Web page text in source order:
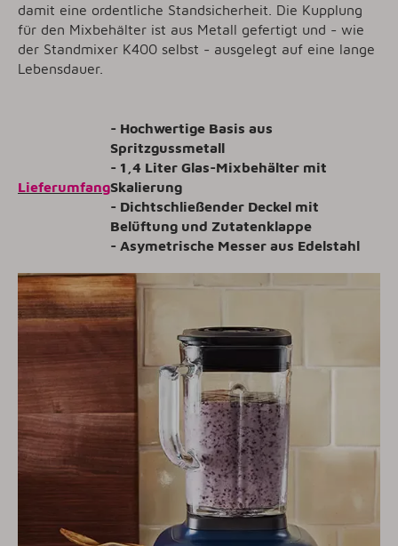
damit eine ordentliche Standsicherheit. Die Kupplung
für den Mixbehälter ist aus Metall gefertigt und - wie
der Standmixer K400 selbst - ausgelegt auf eine lange
Lebensdauer.
Lieferumfang
- Hochwertige Basis aus
Spritzgussmetall
- 1,4 Liter Glas-Mixbehälter mit
Skalierung
- Dichtschließender Deckel mit
Belüftung und Zutatenklappe
- Asymetrische Messer aus Edelstahl